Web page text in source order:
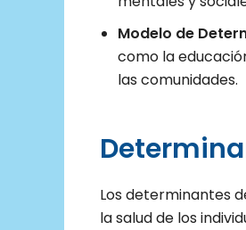
Modelo de
como la
las comunidades.
Los determinantes
la salud de los